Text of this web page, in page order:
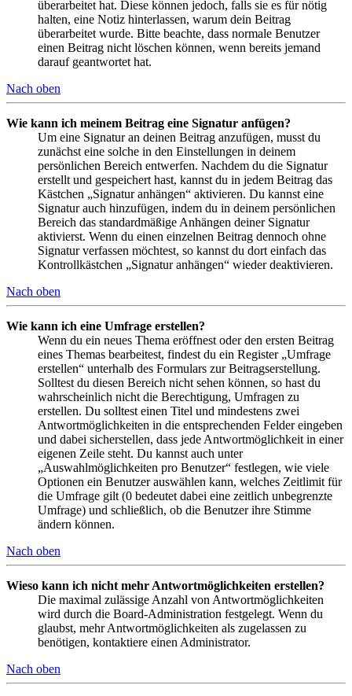
überarbeitet hat. Diese können jedoch, falls sie es für nötig
halten, eine Notiz hinterlassen, warum dein Beitrag
überarbeitet wurde. Bitte beachte, dass normale Benutzer
einen Beitrag nicht löschen können, wenn bereits jemand
darauf geantwortet hat.
Nach oben
Wie kann ich meinem Beitrag eine Signatur anfügen?
Um eine Signatur an deinen Beitrag anzufügen, musst du
zunächst eine solche in den Einstellungen in deinem
persönlichen Bereich entwerfen. Nachdem du die Signatur
erstellt und gespeichert hast, kannst du in jedem Beitrag das
Kästchen „Signatur anhängen“ aktivieren. Du kannst eine
Signatur auch hinzufügen, indem du in deinem persönlichen
Bereich das standardmäßige Anhängen deiner Signatur
aktivierst. Wenn du einen einzelnen Beitrag dennoch ohne
Signatur verfassen möchtest, so kannst du dort einfach das
Kontrollkästchen „Signatur anhängen“ wieder deaktivieren.
Nach oben
Wie kann ich eine Umfrage erstellen?
Wenn du ein neues Thema eröffnest oder den ersten Beitrag
eines Themas bearbeitest, findest du ein Register „Umfrage
erstellen“ unterhalb des Formulars zur Beitragserstellung.
Solltest du diesen Bereich nicht sehen können, so hast du
wahrscheinlich nicht die Berechtigung, Umfragen zu
erstellen. Du solltest einen Titel und mindestens zwei
Antwortmöglichkeiten in die entsprechenden Felder eingeben
und dabei sicherstellen, dass jede Antwortmöglichkeit in einer
eigenen Zeile steht. Du kannst auch unter
„Auswahlmöglichkeiten pro Benutzer“ festlegen, wie viele
Optionen ein Benutzer auswählen kann, welches Zeitlimit für
die Umfrage gilt (0 bedeutet dabei eine zeitlich unbegrenzte
Umfrage) und schließlich, ob die Benutzer ihre Stimme
ändern können.
Nach oben
Wieso kann ich nicht mehr Antwortmöglichkeiten erstellen?
Die maximal zulässige Anzahl von Antwortmöglichkeiten
wird durch die Board-Administration festgelegt. Wenn du
glaubst, mehr Antwortmöglichkeiten als zugelassen zu
benötigen, kontaktiere einen Administrator.
Nach oben